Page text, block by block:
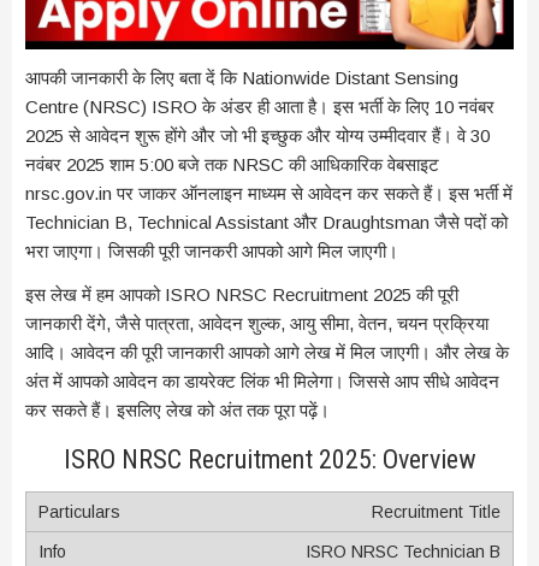
आपकी जानकारी के लिए बता दें कि Nationwide Distant Sensing
Centre (NRSC) ISRO के अंडर ही आता है। इस भर्ती के लिए 10 नवंबर
2025 से आवेदन शुरू होंगे और जो भी इच्छुक और योग्य उम्मीदवार हैं। वे 30
नवंबर 2025 शाम 5:00 बजे तक NRSC की आधिकारिक वेबसाइट
nrsc.gov.in पर जाकर ऑनलाइन माध्यम से आवेदन कर सकते हैं। इस भर्ती में
Technician B, Technical Assistant और Draughtsman जैसे पदों को
भरा जाएगा। जिसकी पूरी जानकरी आपको आगे मिल जाएगी।
इस लेख में हम आपको ISRO NRSC Recruitment 2025 की पूरी
जानकारी देंगे, जैसे पात्रता, आवेदन शुल्क, आयु सीमा, वेतन, चयन प्रक्रिया
आदि। आवेदन की पूरी जानकारी आपको आगे लेख में मिल जाएगी। और लेख के
अंत में आपको आवेदन का डायरेक्ट लिंक भी मिलेगा। जिससे आप सीधे आवेदन
कर सकते हैं। इसलिए लेख को अंत तक पूरा पढ़ें।
ISRO NRSC Recruitment 2025: Overview
Recruitment Title
ISRO NRSC Technician B